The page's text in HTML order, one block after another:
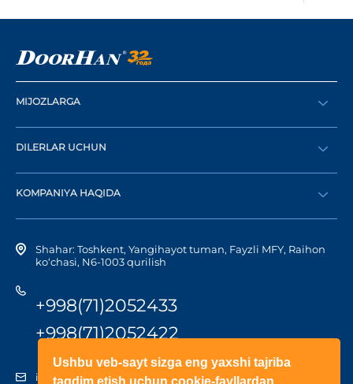
Ushbu veb-sayt sizga eng yaxshi tajriba
MIJOZLARGA
Buyurtma berish
Katalog
DILERLAR UCHUN
Diler bo‘lish
Shaxsiy kabinetga kirish
KOMPANIYA HAQIDA
Kompaniya tarixi
Shahar: Toshkent, Yangihayot tuman, Fayzli MFY, Raihon
ko‘chasi, N6-1003 qurilish
+998(71)2052433
+998(71)2052422
info@doorhan.uz